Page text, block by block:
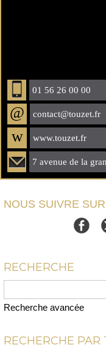
01 56 26 00 00
@ contact@touzet.fr
w www.touzet.fr
7 avenue de la
NOUS SUIVRE
RECHERCHE
Recherche avancée
RECHERCHE PAR